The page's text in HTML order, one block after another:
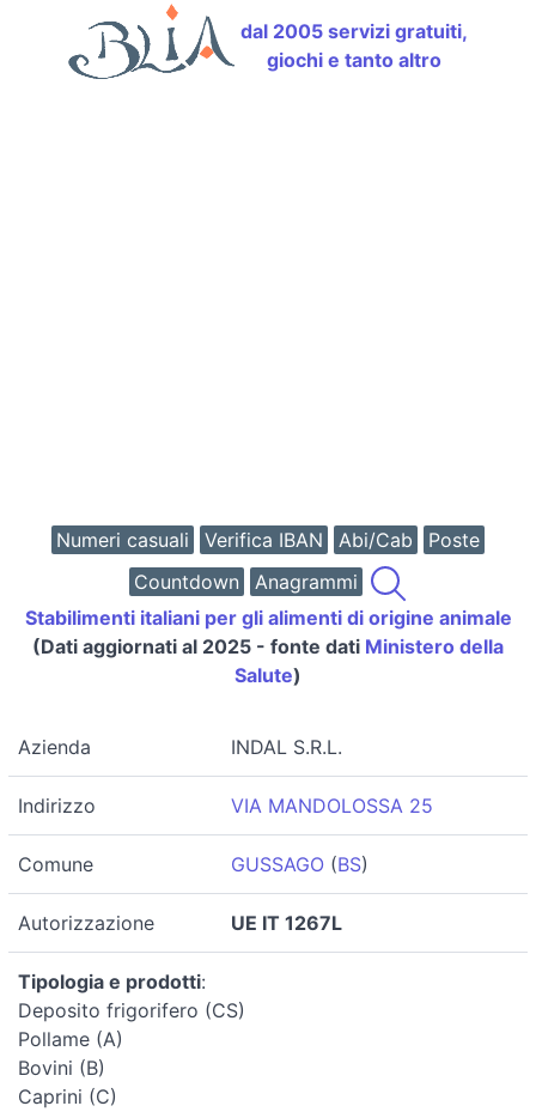
dal 2005 servizi gratuiti,
giochi e tanto altro
Numeri casuali Verifica IBAN Abi/Cab
Poste
Countdown
Anagrammi
Stabilimenti italiani per gli alimenti di origine animale
(Dati aggiornati al 2025 - fonte dati Ministero della
Salute)
Azienda INDAL S.R.L.
Indirizzo VIA MANDOLOSSA 25
Comune GUSSAGO (BS)
Autorizzazione UE IT 1267L
Tipologia e prodotti:
Deposito frigorifero (CS)
Pollame (A)
Bovini (B)
Caprini (C)